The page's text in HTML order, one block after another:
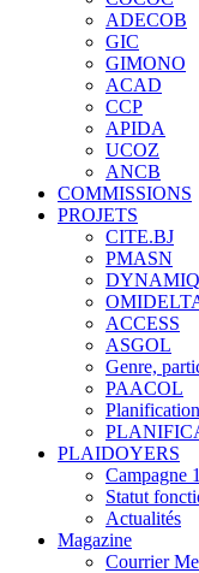
ADECOB
GIC
GIMONO
ACAD
CCP
APIDA
UCOZ
ANCB
COMMISSIONS
PROJETS
CITE.BJ
PMASN
ACCESS
ASGOL
Genre,
PAACOL
PLAIDOYERS
Campagne
Statut
Actualités
Magazine
Courrier